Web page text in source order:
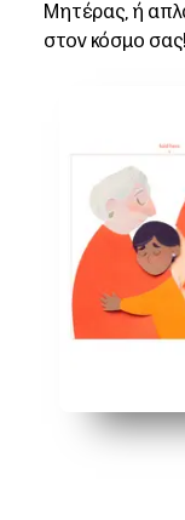
Μητέρας, ή απλά
στον κόσμο σας!
Τα φιλικά
Τα
Το σχέδιο